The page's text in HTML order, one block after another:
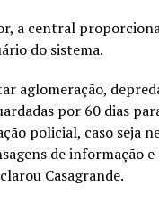
a central
do sistema.
aglomeração,
por 60 dias
policial, caso seja
de informação
Casagrande.